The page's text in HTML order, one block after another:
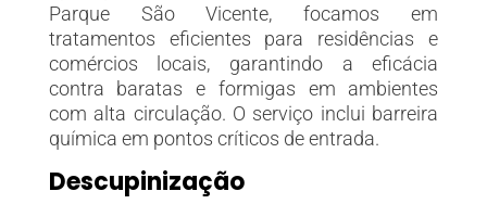
Parque São Vicente, focamos em
tratamentos eficientes para residências e
comércios locais, garantindo a eficácia
contra baratas e formigas em ambientes
com alta circulação. O serviço inclui barreira
química em pontos críticos de entrada.
Descupinização